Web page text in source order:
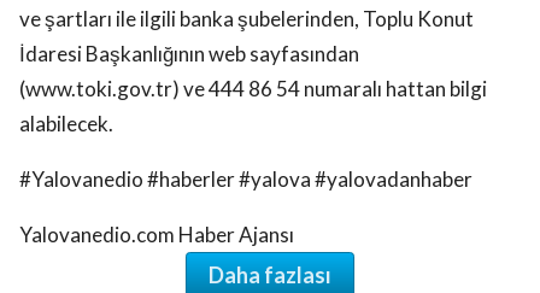
ve şartları ile ilgili banka şubelerinden, Toplu Konut
İdaresi Başkanlığının web sayfasından
(www.toki.gov.tr) ve 444 86 54 numaralı hattan bilgi
alabilecek.
#Yalovanedio #haberler #yalova #yalovadanhaber
Yalovanedio.com Haber Ajansı
Daha fazlası